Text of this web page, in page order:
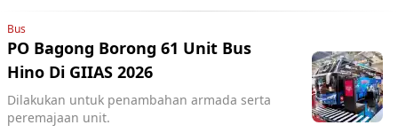
Bus
PO Bagong Borong 61 Unit Bus
Hino Di GIIAS 2026
Dilakukan untuk penambahan armada serta
peremajaan unit.